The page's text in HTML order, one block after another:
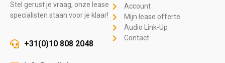
Stel gerust je vraag, onze lease
specialisten staan voor je klaar!
+31(0)10 808 2048
Account
Mijn lease offerte
Audio Link-Up
Contact